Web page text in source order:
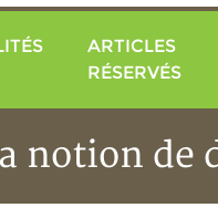
ARTICLES
RÉSERVÉS
notion de